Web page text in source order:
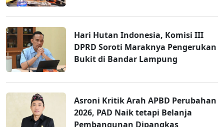
Hari Hutan Indonesia, Komisi III
DPRD Soroti Maraknya Pengerukan
Bukit di Bandar Lampung
Asroni Kritik Arah APBD Perubahan
2026, PAD Naik tetapi Belanja
Pembangunan Dipangkas